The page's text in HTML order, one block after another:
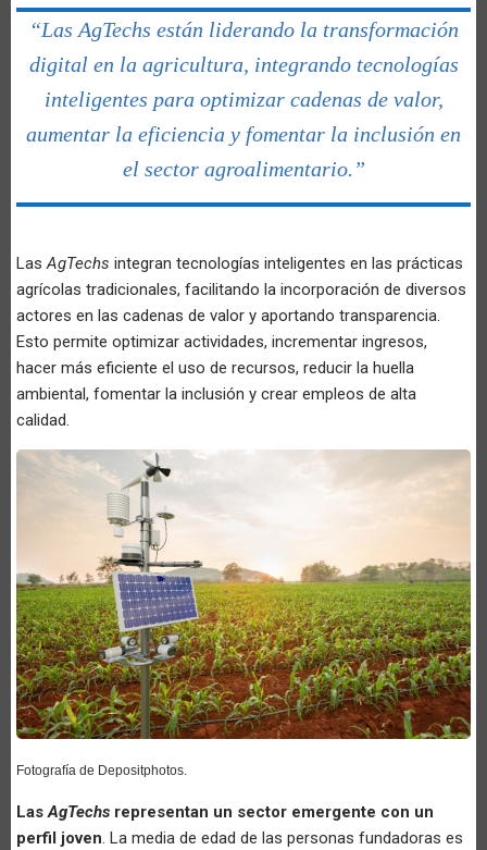
“Las AgTechs están liderando la transformación
digital en la agricultura, integrando tecnologías
inteligentes para optimizar cadenas de valor,
aumentar la eficiencia y fomentar la inclusión en
el sector agroalimentario.”
LasAgTechs integran tecnologías inteligentes en las prácticas
agrícolas tradicionales, facilitando la incorporación de diversos
actores en las cadenas de valor y aportando transparencia.
Esto permite optimizar actividades, incrementar ingresos,
hacer más eficiente el uso de recursos, reducir la huella
ambiental, fomentar la inclusión y crear empleos de alta
calidad.
Fotografía de Depositphotos.
LasAgTechs representan un sector emergente con un
perfil joven. La media de edad de las personas fundadoras es